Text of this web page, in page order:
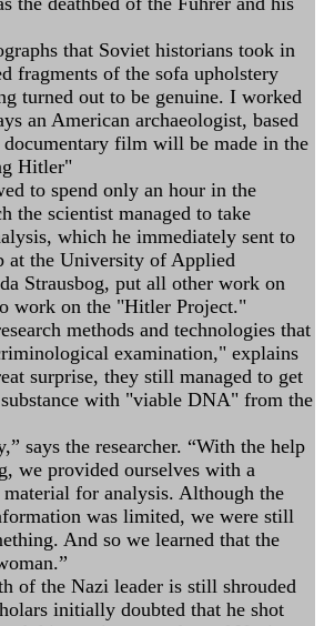
that Soviet historians took in
fragments of the sofa upholstery
turned out to be genuine. I worked
an American archaeologist, based
documentary film will be made in the
Hitler"
to spend only an hour in the
the scientist managed to take
which he immediately sent to
at the University of Applied
Strausbog, put all other work on
work on the "Hitler Project."
methods and technologies that
examination," explains
surprise, they still managed to get
with "viable DNA" from the
says the researcher. “With the help
we provided ourselves with a
for analysis. Although the
was limited, we were still
And so we learned that the
of the Nazi leader is still shrouded
initially doubted that he shot